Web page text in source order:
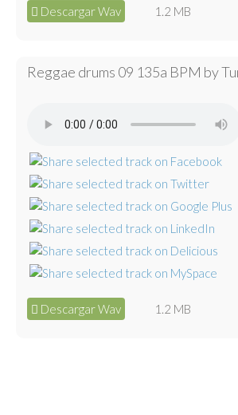
Descargar Wav 1.2 MB
Reggae drums 09 135a BPM by
Descargar Wav 1.2 MB